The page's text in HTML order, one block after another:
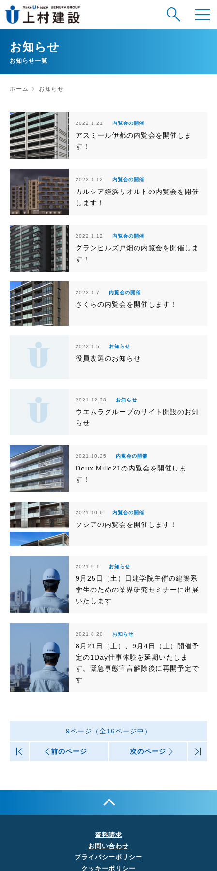
お知らせ
お知らせ一覧
ホーム お知らせ
2022.1.21 内覧会の開催
アスミール伊都の内覧会を開催しま
す！
2022.1.12 内覧会の開催
カルシア姪浜リオルトの内覧会を開催
します！
2022.1.12 内覧会の開催
グランヒルズ戸畑の内覧会を開催しま
す！
2022.1.7 内覧会の開催
さくらの内覧会を開催します！
2022.1.5 お知らせ
役員改選のお知らせ
2021.12.28 お知らせ
ウエムラグループのサイト開設のお知
らせ
2021.10.25 内覧会の開催
Deux Mille21の内覧会を開催しま
す！
2021.10.6 内覧会の開催
ソシアの内覧会を開催します！
2021.9.1 お知らせ
9月25日（土）日建学院主催の建築系
学生のための業界研究セミナーに出展
いたします
2021.8.20 お知らせ
8月21日（土）、9月4日（土）開催予
定の1Day仕事体験を延期いたしま
す。緊急事態宣言解除後に再開予定で
す
9ページ（全16ページ中）
|< 前のページ 次のページ >|
資料請求
お問い合わせ
プライバシーポリシー
クッキーポリシー